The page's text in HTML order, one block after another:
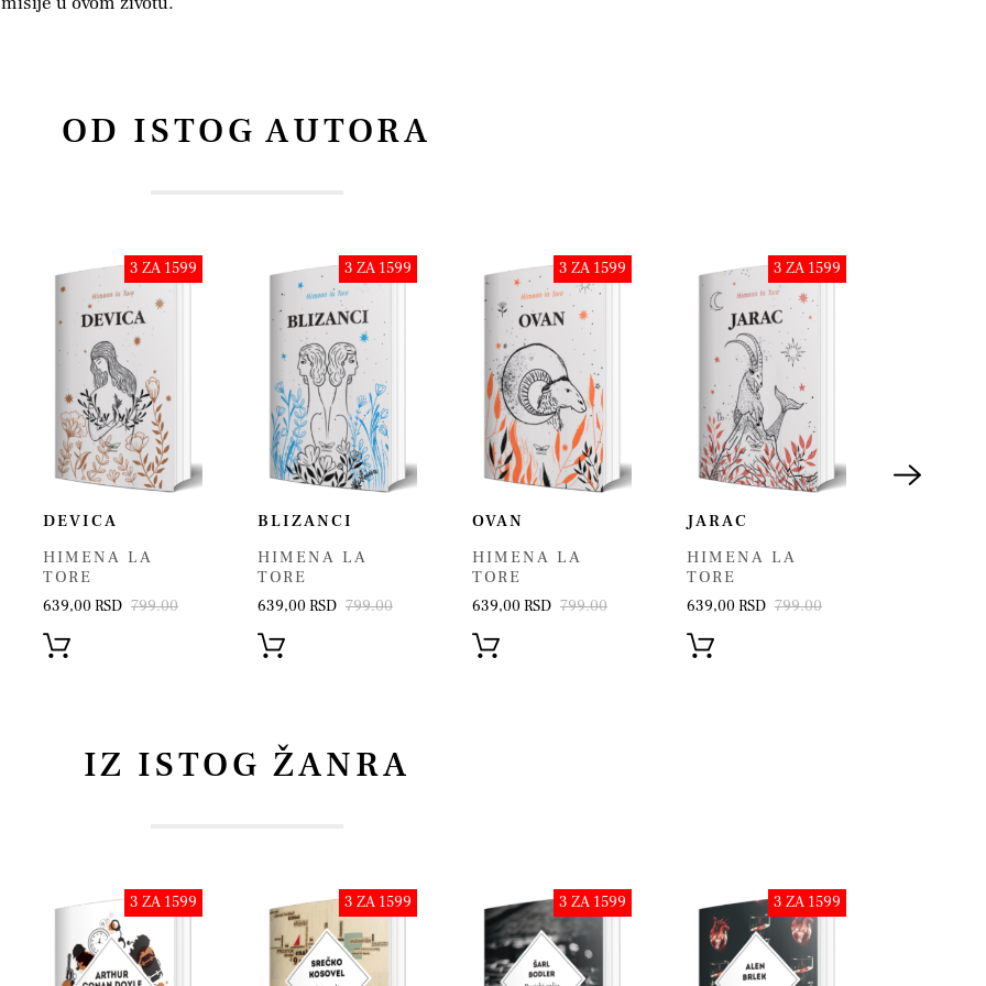
OD ISTOG AUTORA
3 ZA 1599
DEVICA
HIMENA LA
TORE
639,00 RSD 799.00
3 ZA 1599
BLIZANCI
HIMENA LA
TORE
639,00 RSD 799.00
3 ZA 1599
OVAN
HIMENA LA
TORE
639,00 RSD 799.00
3 ZA 1599
JARAC
HIMENA LA
TORE
639,00 RSD 799.00
IZ ISTOG ŽANRA
3 ZA 1599 3 ZA 1599 3 ZA 1599 3 ZA 1599